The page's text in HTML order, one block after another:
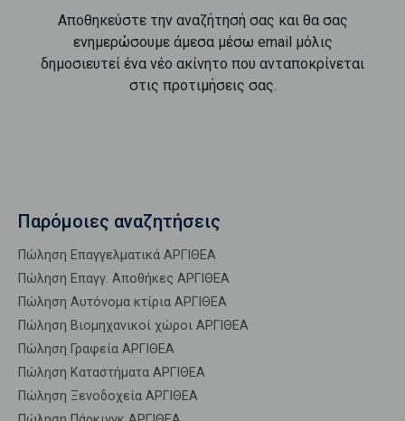
Αποθηκεύστε την αναζήτησή σας και θα σας
ενημερώσουμε άμεσα μέσω email μόλις
δημοσιευτεί ένα νέο ακίνητο που ανταποκρίνεται
στις προτιμήσεις σας.
Παρόμοιες αναζητήσεις
Πώληση Επαγγελματικά ΑΡΓΙΘΕΑ
Πώληση Επαγγ. Αποθήκες ΑΡΓΙΘΕΑ
Πώληση Αυτόνομα κτίρια ΑΡΓΙΘΕΑ
Πώληση Βιομηχανικοί χώροι ΑΡΓΙΘΕΑ
Πώληση Γραφεία ΑΡΓΙΘΕΑ
Πώληση Καταστήματα ΑΡΓΙΘΕΑ
Πώληση Ξενοδοχεία ΑΡΓΙΘΕΑ